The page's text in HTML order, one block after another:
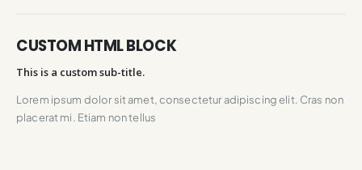
CUSTOM HTML BLOCK
This is a custom sub-title.
Lorem ipsum dolor sit amet, consectetur adipiscing elit. Cras non
placerat mi. Etiam non tellus